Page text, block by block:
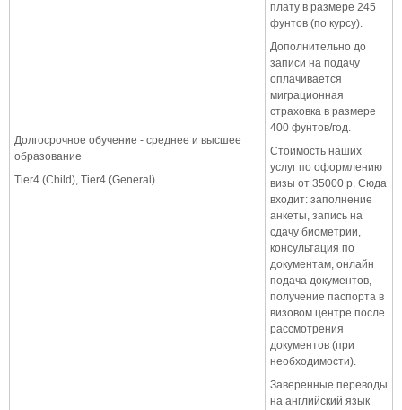
Долгосрочное обучение - среднее и высшее
образование
Tier4 (Child), Tier4 (General)
плату в размере 245
фунтов (по курсу).
Дополнительно до
записи на подачу
оплачивается
миграционная
страховка в размере
400 фунтов/год.
Стоимость наших
услуг по оформлению
визы от 35000 р. Сюда
входит: заполнение
анкеты, запись на
сдачу биометрии,
консультация по
документам, онлайн
подача документов,
получение паспорта в
визовом центре после
рассмотрения
документов (при
необходимости).
Заверенные переводы
на английский язык